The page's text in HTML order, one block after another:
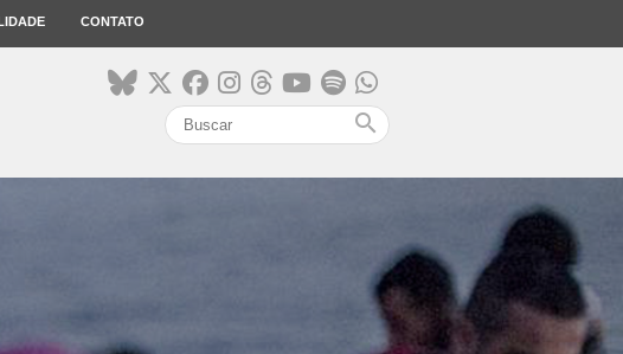
CONTATO
search